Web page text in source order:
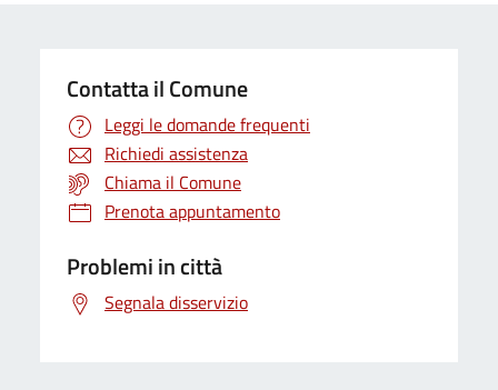
Contatta il Comune
Leggi le domande frequenti
Richiedi assistenza
Chiama il Comune
Prenota appuntamento
Problemi in città
Segnala disservizio